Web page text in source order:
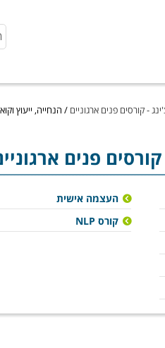
- קורסים פנים ארגוניים / הנחייה, ייעוץ
פנים
העצמה אישית
קורס NLP